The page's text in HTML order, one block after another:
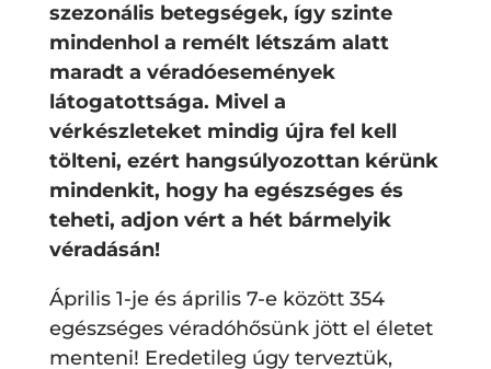
szezonális betegségek, így szinte
mindenhol a remélt létszám alatt
maradt a véradóesemények
látogatottsága. Mivel a
vérkészleteket mindig újra fel kell
tölteni, ezért hangsúlyozottan kérünk
mindenkit, hogy ha egészséges és
teheti, adjon vért a hét bármelyik
véradásán!
Április 1-je és április 7-e között 354
egészséges véradóhősünk jött el életet
menteni! Eredetileg úgy terveztük,